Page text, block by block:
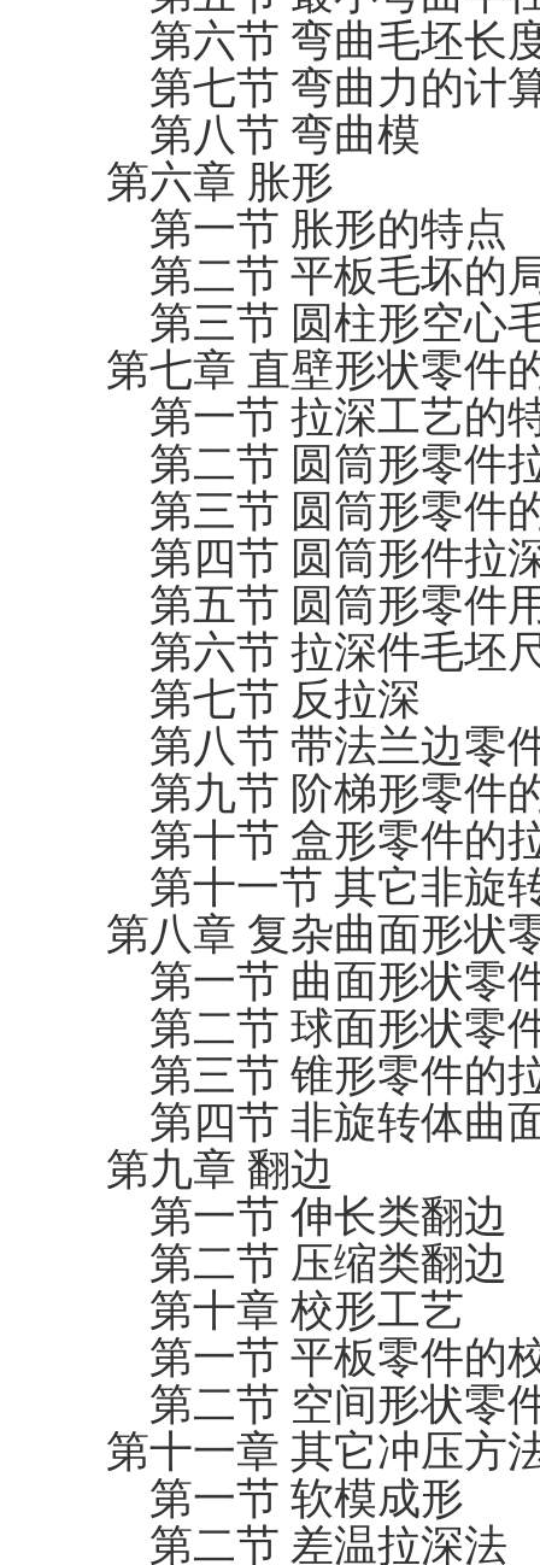
第六节 弯曲毛坯长
第七节 弯曲力的计
第八节 弯曲模
第六章 胀形
第一节 胀形的特点
第二节 平板毛坏的
第三节 圆柱形空心
第七章 直壁形状零件
第一节 拉深工艺的
第二节 圆筒形零件
第三节 圆筒形零件
第四节 圆筒形件拉
第五节 圆筒形零件
第六节 拉深件毛坯
第七节 反拉深
第八节 带法兰边零
第九节 阶梯形零件
第十节 盒形零件的
第十一节 其它非旋
第八章 复杂曲面形状
第一节 曲面形状零
第二节 球面形状零
第三节 锥形零件的
第四节 非旋转体曲
第九章 翻边
第一节 伸长类翻边
第二节 压缩类翻边
第十章 校形工艺
第一节 平板零件的
第二节 空间形状零
第十一章 其它冲压方
第一节 软模成形
第二节 差温拉深法